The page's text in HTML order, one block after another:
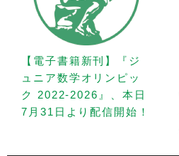
【電子書籍新刊】『ジ
ュニア数学オリンピッ
ク 2022-2026』、本日
7月31日より配信開始！